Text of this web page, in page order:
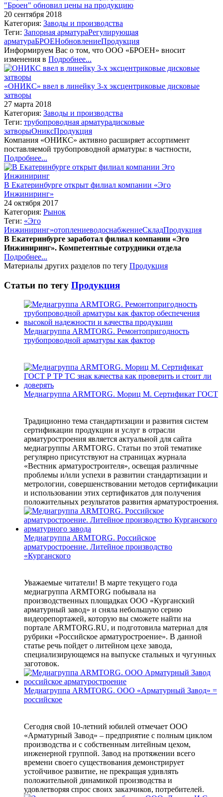
"Броен" обновил цены на продукцию
20 сентября 2018
Категория: Заводы и производства
Теги: Запорная арматураРегулирующая
арматураБРОЕНобновлениеПродукция
Информируем Вас о том, что ООО «БРОЕН» вносит
изменения в Подробнее...
«ОНИКС» ввел в линейку 3-х эксцентриковые дисковые
затворы
27 марта 2018
Категория: Заводы и производства
Теги: трубопроводная арматурадисковые
затворыОниксПродукция
Компания «ОНИКС» активно расширяет ассортимент
поставляемой трубопроводной арматуры: в частности,
Подробнее...
В Екатеринбурге открыт филиал компании «Эго
Инжиниринг»
24 октября 2017
Категория: Рынок
Теги: «Эго
Инжиниринг»отоплениеводоснабжениеСкладПродукция
В Екатеринбурге заработал филиал компании «Эго
Инжиниринг». Компетентные сотрудники отдела
Подробнее...
Материалы других разделов по тегу Продукция
Статьи по тегу Продукция
Медиагруппа ARMTORG. Ремонтопригодность
трубопроводной арматуры как фактор
Медиагруппа ARMTORG. Мориц М. Сертификат ГОСТ
Традиционно тема стандартизации и развития систем
сертификации продукции и услуг в отрасли
арматуростроения является актуальной для сайта
медиагруппы ARMTORG. Статьи по этой тематике
регулярно присутствуют на страницах журнала
«Вестник арматуростроителя», освещая различные
проблемы и/или успехи в развитии стандартизации и
метрологии, совершенствовании методов сертификации
и использовании этих сертификатов для получения
положительных результатов развития арматуростроения.
Медиагруппа ARMTORG. Российское
арматуростроение. Литейное производство
«Курганского
Уважаемые читатели! В марте текущего года
медиагруппа ARMTORG побывала на
производственных площадках ООО «Курганский
арматурный завод» и сняла небольшую серию
видеорепортажей, которую вы сможете найти на
портале ARMTORG.RU, и подготовила материал для
рубрики «Российское арматуростроение». В данной
статье речь пойдет о литейном цехе завода,
специализирующемся на выпуске стальных и чугунных
заготовок.
Медиагруппа ARMTORG. ООО «Арматурный Завод» =
российское
Сегодня свой 10-летний юбилей отмечает ООО
«Арматурный Завод» – предприятие с полным циклом
производства и с собственным литейным цехом,
инженерной группой. Завод на протяжении всего
времени своего существования демонстрирует
устойчивое развитие, не прекращая удивлять
положительной динамикой производства и
удовлетворяя спрос своих заказчиков, потребителей.